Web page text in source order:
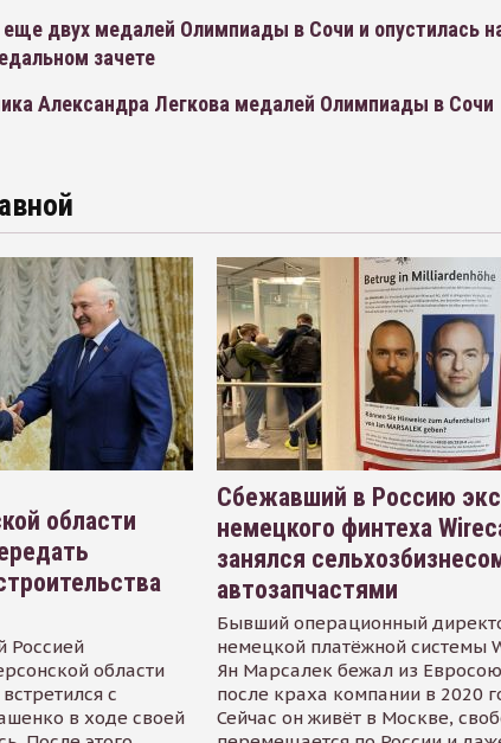
двух медалей Олимпиады в Сочи и опустилась
зачете
Александра Легкова медалей Олимпиады в Сочи
области
Россией
области
с
в ходе своей
Сбежавший в Россию
немецкого финтеха
занялся
автозапчастями
Бывший операционный
немецкой платёжной системы
Ян Марсалек бежал из
после краха компании в 2020
Сейчас он живёт в Москве,